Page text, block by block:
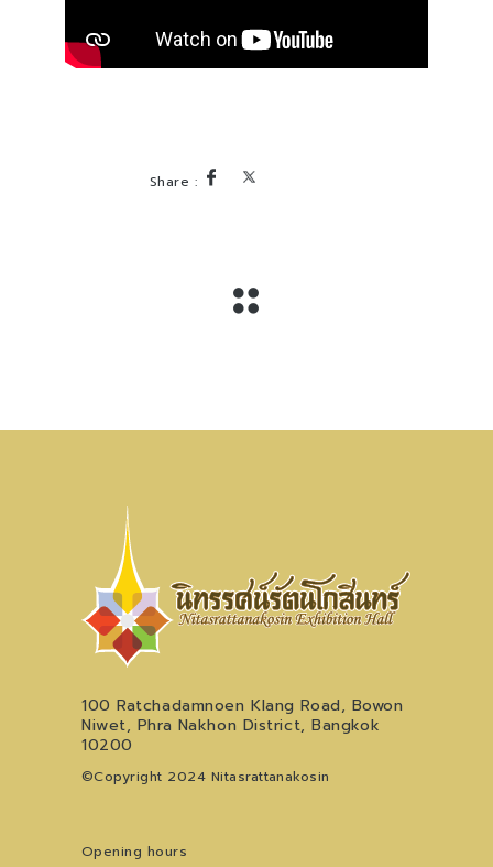
100 Ratchadamnoen Klang Road, Bowon
Niwet, Phra Nakhon District, Bangkok
10200
©Copyright 2024 Nitasrattanakosin
Opening hours